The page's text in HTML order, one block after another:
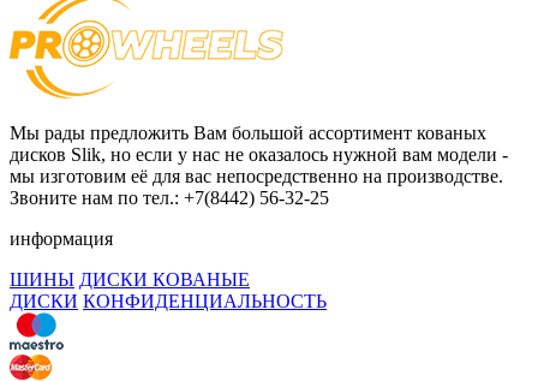
Мы рады предложить Вам большой ассортимент кованых
дисков Slik, но если у нас не оказалось нужной вам модели -
мы изготовим её для вас непосредственно на производстве.
Звоните нам по тел.: +7(8442) 56-32-25
информация
ШИНЫ ДИСКИ КОВАНЫЕ
ДИСКИ КОНФИДЕНЦИАЛЬНОСТЬ